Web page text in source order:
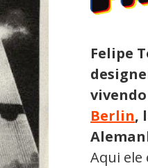
Felipe
Berlin,
Aqui ele